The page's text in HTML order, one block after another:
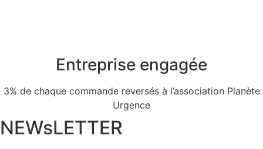
Entreprise engagée
3% de chaque commande reversés à l’association Planète
Urgence
NEWsLETTER